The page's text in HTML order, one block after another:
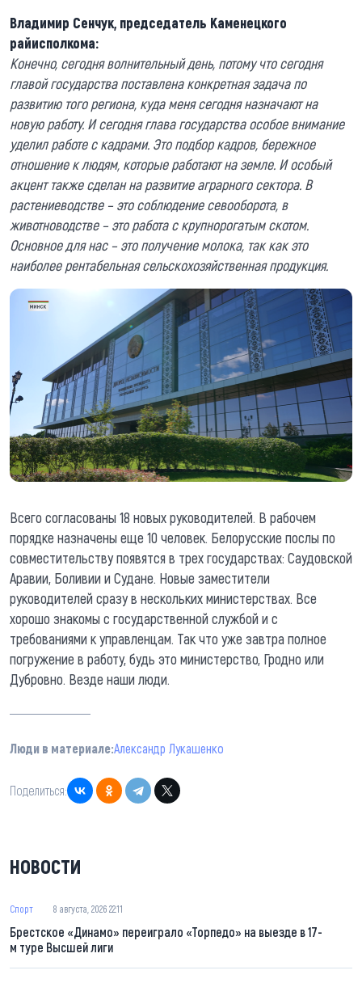
Владимир Сенчук, председатель Каменецкого
райисполкома:
Конечно, сегодня волнительный день, потому что сегодня
главой государства поставлена конкретная задача по
развитию того региона, куда меня сегодня назначают на
новую работу. И сегодня глава государства особое внимание
уделил работе с кадрами. Это подбор кадров, бережное
отношение к людям, которые работают на земле. И особый
акцент также сделан на развитие аграрного сектора. В
растениеводстве – это соблюдение севооборота, в
животноводстве – это работа с крупнорогатым скотом.
Основное для нас – это получение молока, так как это
наиболее рентабельная сельскохозяйственная продукция.
Всего согласованы 18 новых руководителей. В рабочем
порядке назначены еще 10 человек. Белорусские послы по
совместительству появятся в трех государствах: Саудовской
Аравии, Боливии и Судане. Новые заместители
руководителей сразу в нескольких министерствах. Все
хорошо знакомы с государственной службой и с
требованиями к управленцам. Так что уже завтра полное
погружение в работу, будь это министерство, Гродно или
Дубровно. Везде наши люди.
Люди в материале:Александр Лукашенко
Поделиться:
НОВОСТИ
Спорт 8 августа, 2026 22:11
Брестское «Динамо» переиграло «Торпедо» на выезде в 17-
м туре Высшей лиги